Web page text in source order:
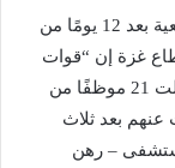
من جهتها، قالت جمعية العودة الصحية والمجتمعية بعد 12 يومًا من
غزة إن “قوات
الاحتلال المتمركزة في محيط المستشفى اعتقلت 21 موظفًا من
عنهم بعد ثلاث
– رهن